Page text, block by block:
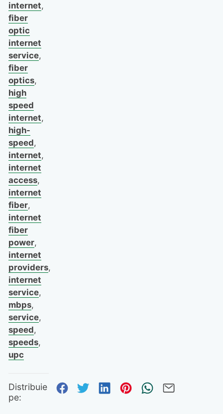
internet,
fiber
optic
internet
service,
fiber
optics,
high
speed
internet,
high-
speed,
internet,
internet
access,
internet
fiber,
internet
fiber
power,
internet
providers,
internet
service,
mbps,
service,
speed,
speeds,
upc
Distribuie
pe:
Distribuie pe Facebook
Distribuie pe Twitter
Distribuie pe
Distribuie pe
Trimite